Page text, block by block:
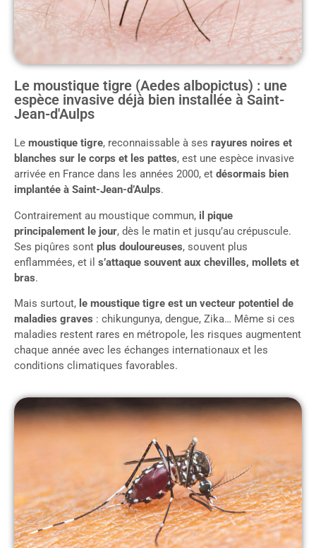
Le moustique tigre (Aedes albopictus) : une
espèce invasive déjà bien installée à Saint-
Jean-d'Aulps
Le moustique tigre, reconnaissable à ses rayures noires et
blanches sur le corps et les pattes, est une espèce invasive
arrivée en France dans les années 2000, et désormais bien
implantée à Saint-Jean-d’Aulps.
Contrairement au moustique commun, il pique
principalement le jour, dès le matin et jusqu’au crépuscule.
Ses piqûres sont plus douloureuses, souvent plus
enflammées, et il s’attaque souvent aux chevilles, mollets et
bras.
Mais surtout, le moustique tigre est un vecteur potentiel de
maladies graves : chikungunya, dengue, Zika… Même si ces
maladies restent rares en métropole, les risques augmentent
chaque année avec les échanges internationaux et les
conditions climatiques favorables.